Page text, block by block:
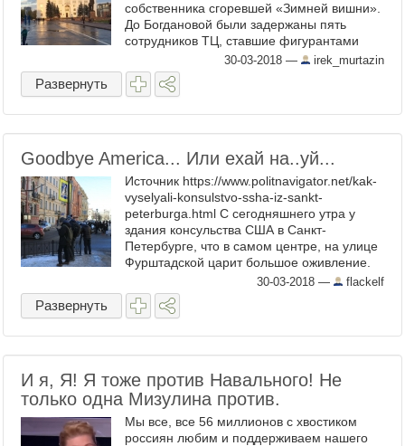
собственника сгоревшей «Зимней вишни».
До Богдановой были задержаны пять
сотрудников ТЦ, ставшие фигурантами
дела о пожаре. Это управляющая ТРЦ
Надежда Судденок, техдиректор центра ...
30-03-2018 — irek_murtazin
Развернуть
Goodbye America... Или ехай на..уй...
Источник https://www.politnavigator.net/kak-
vyselyali-konsulstvo-ssha-iz-sankt-
peterburga.html С сегодняшнего утра у
здания консульства США в Санкт-
Петербурге, что в самом центре, на улице
Фурштадской царит большое оживление.
МИД России устами Сергея Лаврова, дал
американцам всего двое ...
30-03-2018 — flackelf
Развернуть
И я, Я! Я тоже против Навального! Не
только одна Мизулина против.
Мы все, все 56 миллионов с хвостиком
россиян любим и поддерживаем нашего